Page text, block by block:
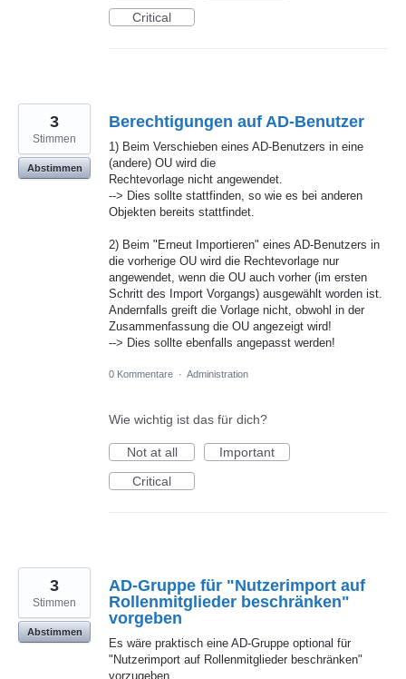
Critical
Berechtigungen auf AD-Benutzer
1) Beim Verschieben eines AD-Benutzers in eine
(andere) OU wird die
Rechtevorlage nicht angewendet.
--> Dies sollte stattfinden, so wie es bei anderen
Objekten bereits stattfindet.
2) Beim "Erneut Importieren" eines AD-Benutzers in
die vorherige OU wird die Rechtevorlage nur
angewendet, wenn die OU auch vorher (im ersten
Schritt des Import Vorgangs) ausgewählt worden ist.
Andernfalls greift die Vorlage nicht, obwohl in der
Zusammenfassung die OU angezeigt wird!
--> Dies sollte ebenfalls angepasst werden!
3
Stimmen
Abstimmen
0 Kommentare · Administration
Wie wichtig ist das für dich?
Not at all
Important
Critical
AD-Gruppe für "Nutzerimport auf
Rollenmitglieder beschränken"
vorgeben
Es wäre praktisch eine AD-Gruppe optional für
"Nutzerimport auf Rollenmitglieder beschränken"
vorzugeben.
3
Stimmen
Abstimmen